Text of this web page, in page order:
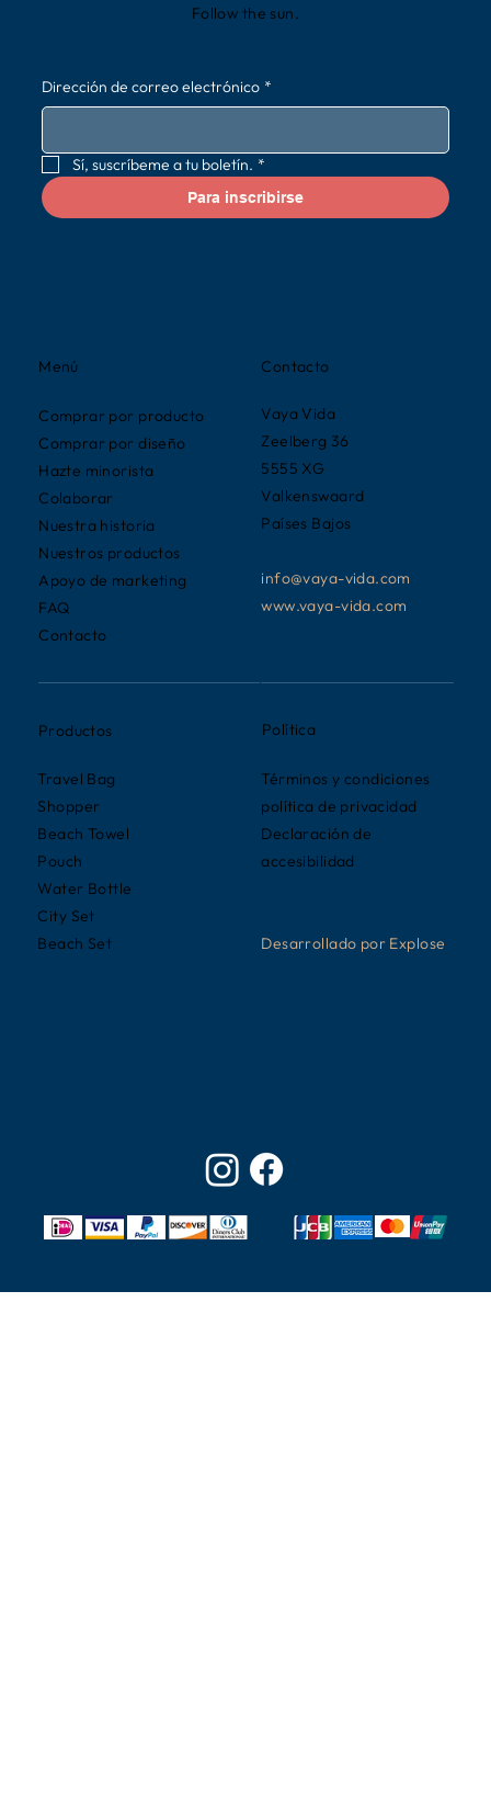
Contacto
Vaya Vida
Zeelberg 36
5555 XG
Valkenswaard
Países Bajos
info@vaya-vida.com
www.vaya-vida.com
Menú
Comprar por producto
Comprar por diseño
Hazte minorista
Colaborar
Nuestra historia
Nuestros productos
Apoyo de marketing
FAQ
Contacto
Productos
Travel Bag
Shopper
Beach Towel
Pouch
Water Bottle
City Set
Beach Set
Política
Términos y condiciones
política de privacidad
Declaración de
accesibilidad
Desarrollado por Explose
Follow the sun.
Dirección de correo electrónico *
Sí, suscríbeme a tu boletín. *
Para inscribirse